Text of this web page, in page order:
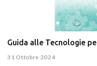
Guida alle Tecnologie
31 Ottobre 2024